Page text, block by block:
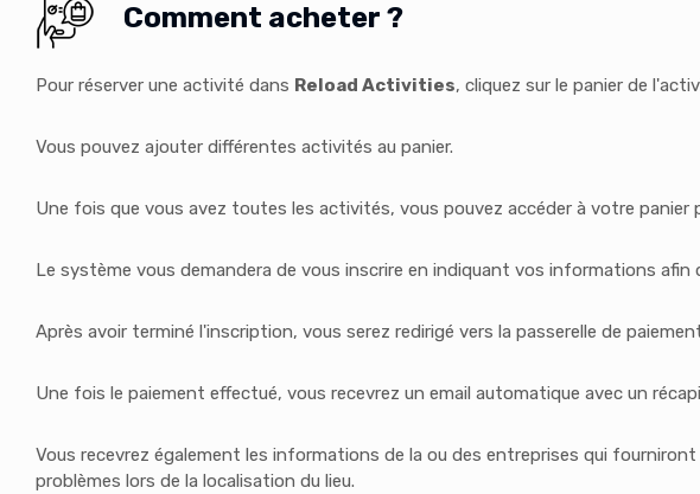
Comment acheter ?
Pour réserver une activité dans Reload Activities, cliquez sur le panier de
Vous pouvez ajouter différentes activités au panier.
Une fois que vous avez toutes les activités, vous pouvez accéder à votre
Le système vous demandera de vous inscrire en indiquant vos informations
Après avoir terminé l'inscription, vous serez redirigé vers la passerelle de
Une fois le paiement effectué, vous recevrez un email automatique avec un
Vous recevrez également les informations de la ou des entreprises qui
problèmes lors de la localisation du lieu.